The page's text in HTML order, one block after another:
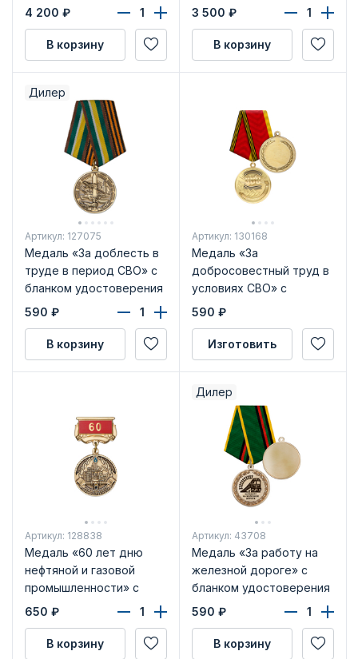
4 200 ₽
В корзину
3 500 ₽
В корзину
Дилер
Артикул: 127075
Медаль «За доблесть в
труде в период СВО» с
бланком удостоверения
590 ₽
В корзину
Артикул: 130168
Медаль «За
добросовестный труд в
условиях СВО» с
бланком удостоверения
590 ₽
Изготовить
Артикул: 128838
Медаль «60 лет дню
нефтяной и газовой
промышленности» с
бланком удостоверения
650 ₽
В корзину
Дилер
Артикул: 43708
Медаль «За работу на
железной дороге» с
бланком удостоверения
590 ₽
В корзину